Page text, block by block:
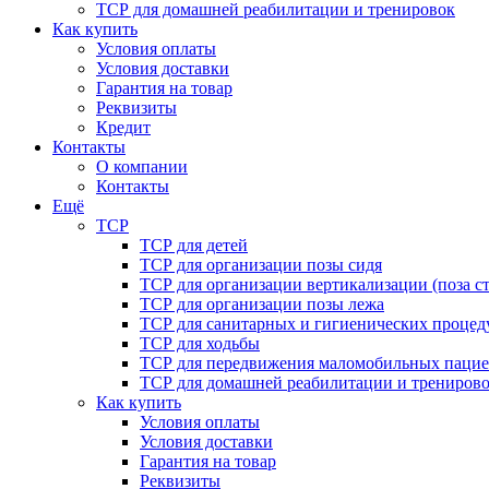
ТСР для домашней реабилитации и тренировок
Как купить
Условия оплаты
Условия доставки
Гарантия на товар
Реквизиты
Кредит
Контакты
О компании
Контакты
Ещё
ТСР
ТСР для детей
ТСР для организации позы сидя
ТСР для организации вертикализации (поза
ТСР для организации позы лежа
ТСР для санитарных и гигиенических
ТСР для ходьбы
ТСР для передвижения маломобильных
ТСР для домашней реабилитации и
Как купить
Условия оплаты
Условия доставки
Гарантия на товар
Реквизиты